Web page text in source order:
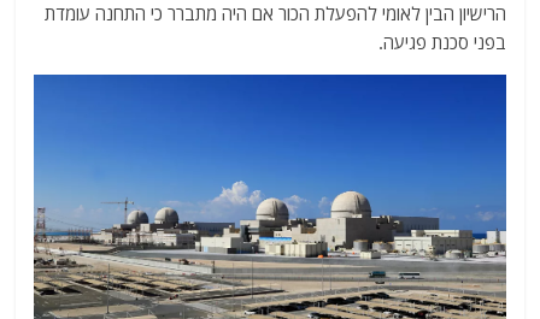
הרישיון הבין לאומי להפעלת הכור אם היה מתברר כי התחנה עומדת
בפני סכנת פגיעה.